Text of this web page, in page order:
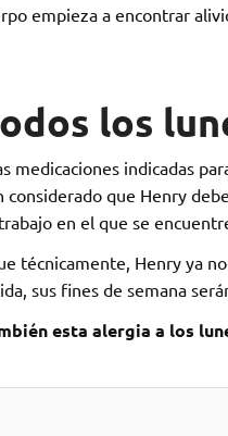
empieza a encontrar
los
medicaciones indicadas
que Henry
en el que se
técnicamente, Henry ya
sus fines de semana
esta alergia a los